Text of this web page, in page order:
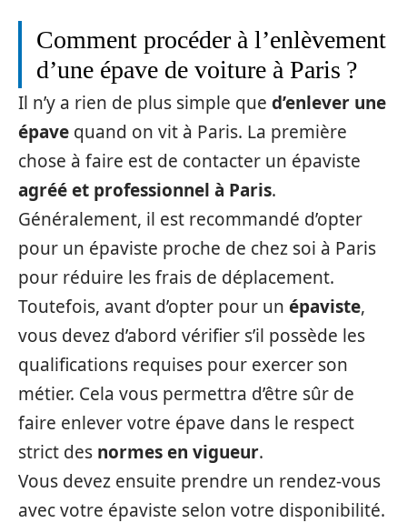
Comment procéder à l’enlèvement
d’une épave de voiture à Paris ?
Il n’y a rien de plus simple que d’enlever une
épave quand on vit à Paris. La première
chose à faire est de contacter un épaviste
agrééet professionnel à Paris.
Généralement, il est recommandé d’opter
pour un épaviste proche de chez soi à Paris
pour réduire les frais de déplacement.
Toutefois, avant d’opter pour un épaviste,
vous devez d’abord vérifier s’il possède les
qualifications requises pour exercer son
métier. Cela vous permettra d’être sûr de
faire enlever votre épave dans le respect
strict des normes en vigueur.
Vous devez ensuite prendre un rendez-vous
avec votre épaviste selon votre disponibilité.